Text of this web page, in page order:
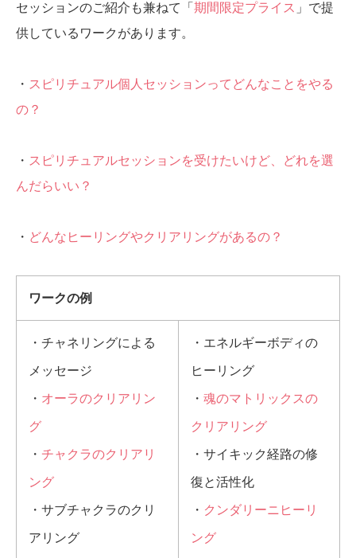
セッションのご紹介も兼ねて「 期間限定プライス 」で提
供しているワークがあります。
・ スピリチュアル個人セッションってどんなことをやる
の？
・ スピリチュアルセッションを受けたいけど、どれを選
んだらいい？
・ どんなヒーリングやクリアリングがあるの？
ワークの例
・チャネリングによる
メッセージ
・ オーラのクリアリン
グ
・ チャクラのクリアリ
ング
・サブチャクラのクリ
アリング
・エネルギーボディの
ヒーリング
・ 魂のマトリックスの
クリアリング
・サイキック経路の修
復と活性化
・ クンダリーニヒーリ
ング